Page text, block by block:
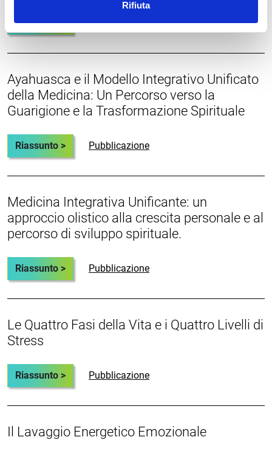
Rifiuta
Riassunto > Pubblicazione
Ayahuasca e il Modello Integrativo Unificato
della Medicina: Un Percorso verso la
Guarigione e la Trasformazione Spirituale
Riassunto > Pubblicazione
Medicina Integrativa Unificante: un
approccio olistico alla crescita personale e al
percorso di sviluppo spirituale.
Riassunto > Pubblicazione
Le Quattro Fasi della Vita e i Quattro Livelli di
Stress
Riassunto > Pubblicazione
Il Lavaggio Energetico Emozionale